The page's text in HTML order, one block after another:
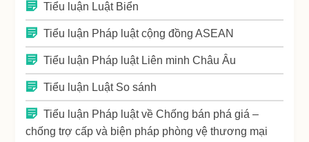
Tiểu luận Luật Biển
Tiểu luận Pháp luật cộng đồng ASEAN
Tiểu luận Pháp luật Liên minh Châu Âu
Tiểu luận Luật So sánh
Tiểu luận Pháp luật về Chống bán phá giá –
chống trợ cấp và biện pháp phòng vệ thương mại